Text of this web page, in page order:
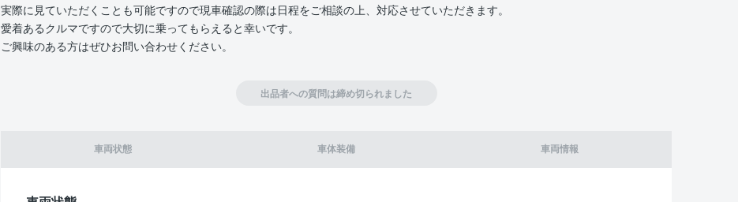
車両状態 車体装備 車両情報
実際に見ていただくことも可能ですので現車確認の際は日程をご相談の上、対応させていただきます。
愛着あるクルマですので大切に乗ってもらえると幸いです。
ご興味のある方はぜひお問い合わせください。
出品者への質問は締め切られました